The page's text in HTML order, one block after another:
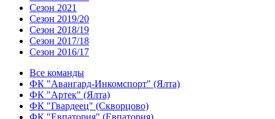
Сезон 2021
Сезон 2019/20
Сезон 2018/19
Сезон 2017/18
Сезон 2016/17
Все команды
ФК "Авангард-Инкомспорт" (Ялта)
ФК "Артек" (Ялта)
ФК "Гвардеец" (Скворцово)
ФК "Евпатория" (Евпатория)